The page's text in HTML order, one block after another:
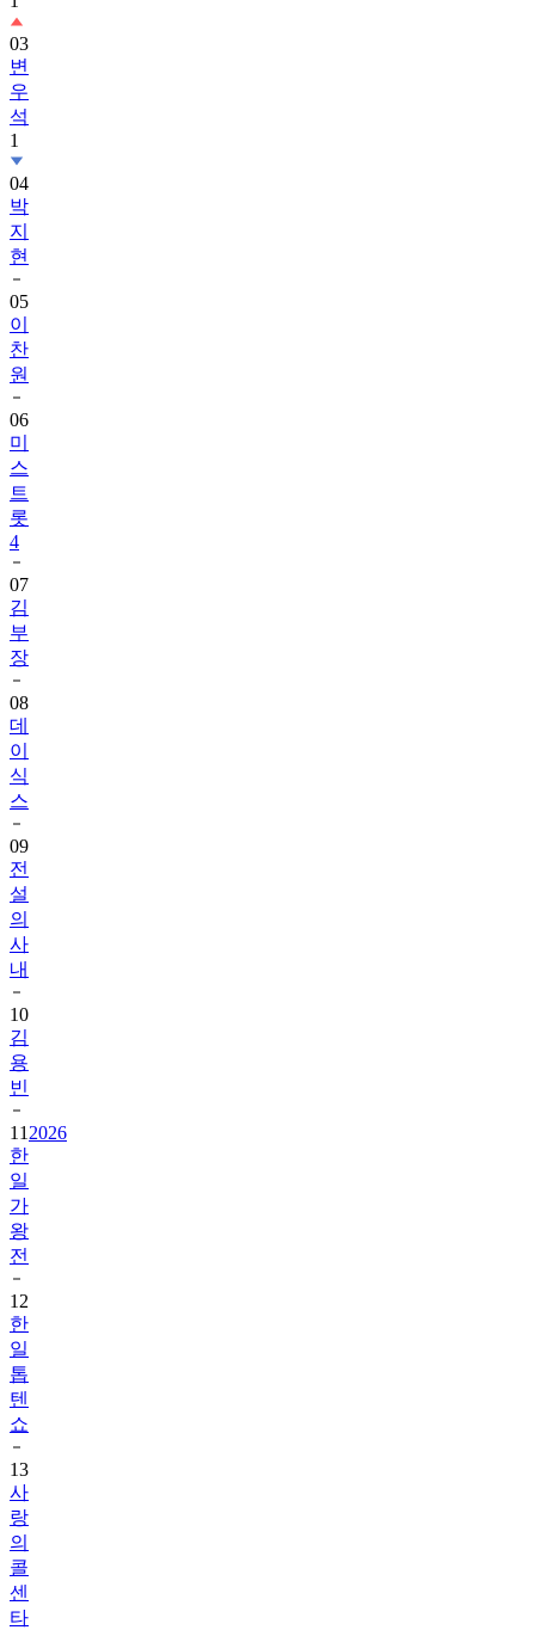
03
변
우
석
1
04
박
지
현
05
이
찬
원
06
미
스
트
롯
4
07
김
부
장
08
데
이
식
스
09
전
설
의
사
내
10
김
용
빈
11 2026
한
일
가
왕
전
12
한
일
톱
텐
쇼
13
사
랑
의
콜
센
타